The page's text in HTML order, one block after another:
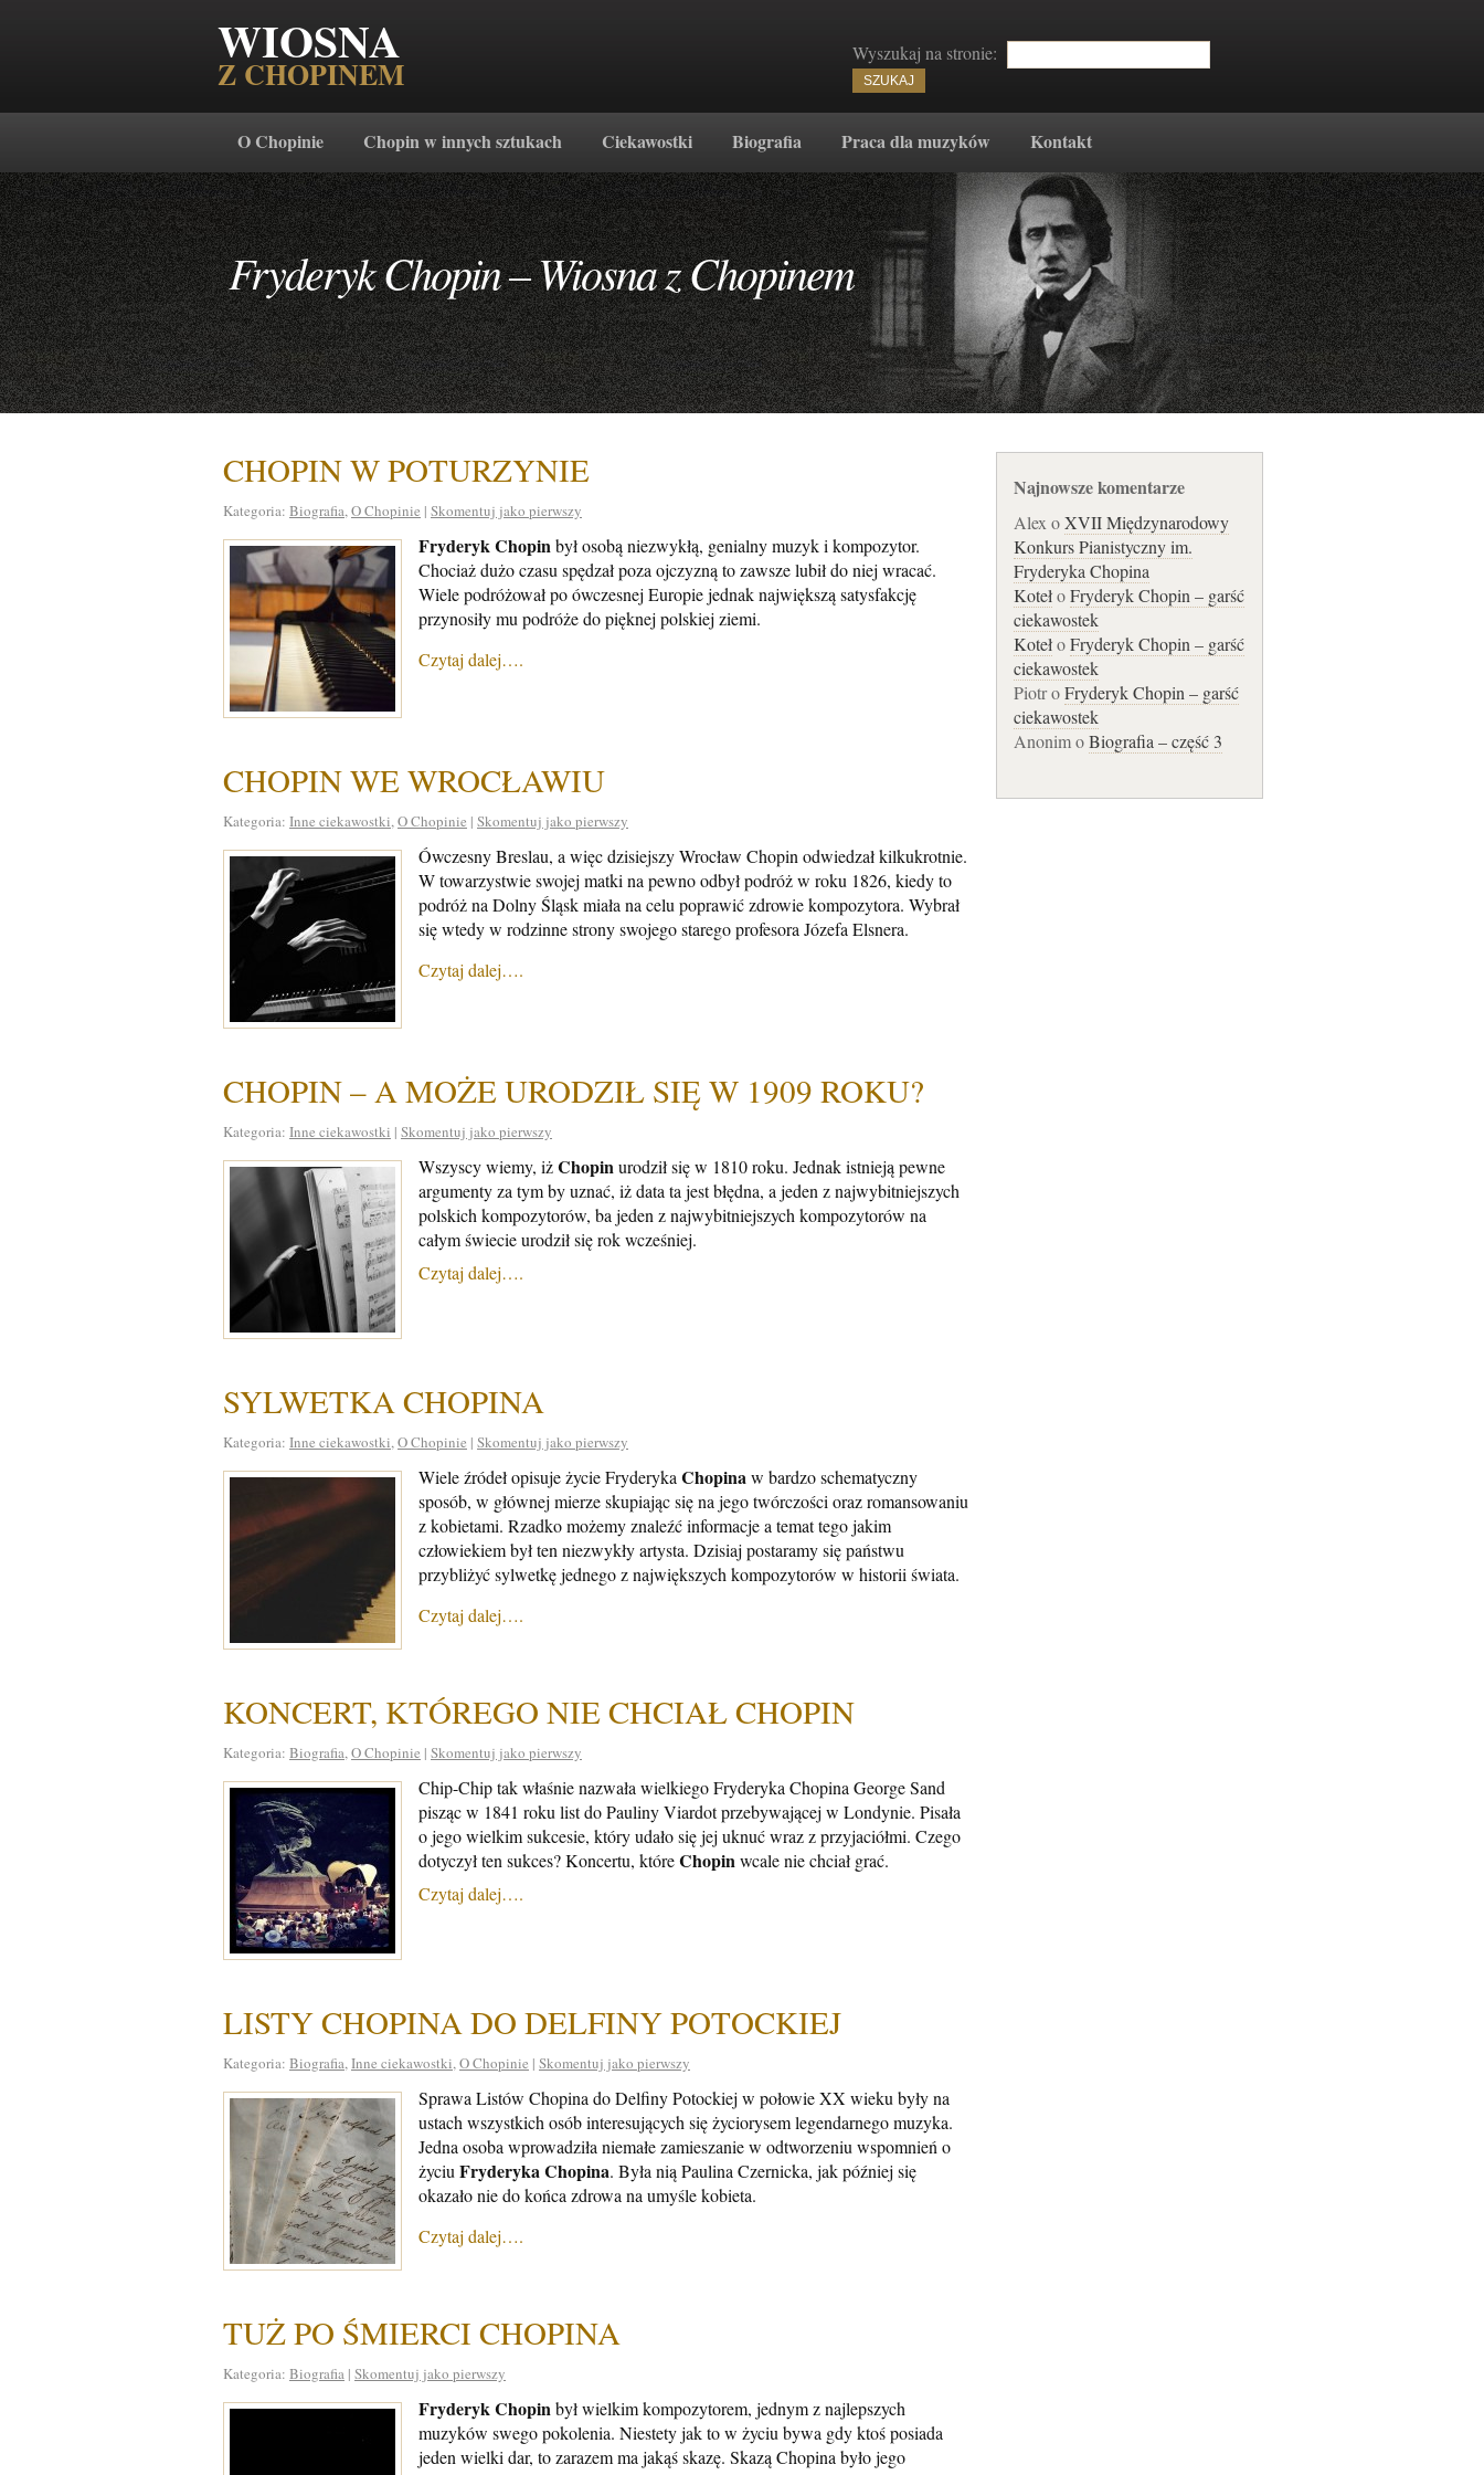
WIOSNA
Z CHOPINEM
Wyszukaj na stronie:
O Chopinie Chopin w innych sztukach Ciekawostki Biografia Praca dla muzyków Kontakt
Fryderyk Chopin – Wiosna z Chopinem
CHOPIN W POTURZYNIE
Kategoria: Biografia,O Chopinie | Skomentuj jako pierwszy
Fryderyk Chopinbył osobą niezwykłą, genialny muzyk i kompozytor.
Chociaż dużo czasu spędzał poza ojczyzną to zawsze lubił do niej wracać.
Wiele podróżował po ówczesnej Europie jednak największą satysfakcję
przynosiły mu podróże do pięknej polskiej ziemi.
Czytaj dalej….
CHOPIN WE WROCŁAWIU
Kategoria: Inne ciekawostki,O Chopinie | Skomentuj jako pierwszy
Ówczesny Breslau, a więc dzisiejszy Wrocław Chopin odwiedzał kilkukrotnie.
W towarzystwie swojej matki na pewno odbył podróż w roku 1826, kiedy to
podróż na Dolny Śląsk miała na celu poprawić zdrowie kompozytora. Wybrał
się wtedy w rodzinne strony swojego starego profesora Józefa Elsnera.
Czytaj dalej….
CHOPIN – A MOŻE URODZIŁ SIĘ W 1909 ROKU?
Kategoria: Inne ciekawostki | Skomentuj jako pierwszy
Wszyscy wiemy, iżChopinurodził się w 1810 roku. Jednak istnieją pewne
argumenty za tym by uznać, iż data ta jest błędna, a jeden z najwybitniejszych
polskich kompozytorów, ba jeden z najwybitniejszych kompozytorów na
całym świecie urodził się rok wcześniej.
Czytaj dalej….
SYLWETKA CHOPINA
Kategoria: Inne ciekawostki,O Chopinie | Skomentuj jako pierwszy
Wiele źródeł opisuje życie Fryderyka Chopinaw bardzo schematyczny
sposób, w głównej mierze skupiając się na jego twórczości oraz romansowaniu
z kobietami. Rzadko możemy znaleźć informacje a temat tego jakim
człowiekiem był ten niezwykły artysta. Dzisiaj postaramy się państwu
przybliżyć sylwetkę jednego z największych kompozytorów w historii świata.
Czytaj dalej….
KONCERT, KTÓREGO NIE CHCIAŁ CHOPIN
Kategoria: Biografia,O Chopinie | Skomentuj jako pierwszy
Chip-Chip tak właśnie nazwała wielkiego Fryderyka Chopina George Sand
pisząc w 1841 roku list do Pauliny Viardot przebywającej w Londynie. Pisała
o jego wielkim sukcesie, który udało się jej uknuć wraz z przyjaciółmi. Czego
dotyczył ten sukces? Koncertu, któreChopinwcale nie chciał grać.
Czytaj dalej….
LISTY CHOPINA DO DELFINY POTOCKIEJ
Kategoria: Biografia,Inne ciekawostki,O Chopinie | Skomentuj jako pierwszy
Sprawa Listów Chopina do Delfiny Potockiej w połowie XX wieku były na
ustach wszystkich osób interesujących się życiorysem legendarnego muzyka.
Jedna osoba wprowadziła niemałe zamieszanie w odtworzeniu wspomnień o
życiu Fryderyka Chopina. Była nią Paulina Czernicka, jak później się
okazało nie do końca zdrowa na umyśle kobieta.
Czytaj dalej….
TUŻ PO ŚMIERCI CHOPINA
Kategoria: Biografia | Skomentuj jako pierwszy
Fryderyk Chopinbył wielkim kompozytorem, jednym z najlepszych
muzyków swego pokolenia. Niestety jak to w życiu bywa gdy ktoś posiada
jeden wielki dar, to zarazem ma jakąś skazę. Skazą Chopina było jego
Najnowsze komentarze
Alex oXVII Międzynarodowy
Konkurs Pianistyczny im.
Fryderyka Chopina
KotełoFryderyk Chopin – garść
ciekawostek
KotełoFryderyk Chopin – garść
ciekawostek
Piotr oFryderyk Chopin – garść
ciekawostek
Anonim oBiografia – część 3